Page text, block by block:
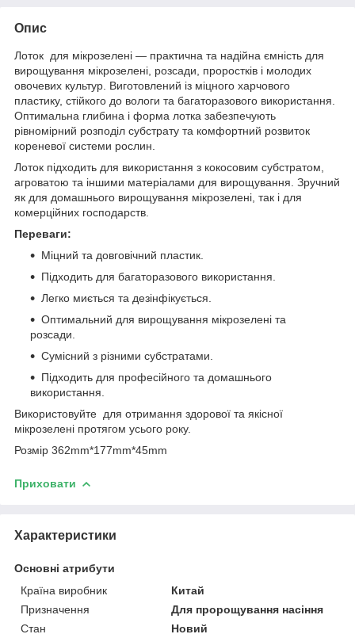
Опис
Лоток для мікрозелені — практична та надійна ємність для
вирощування мікрозелені, розсади, проростків і молодих
овочевих культур. Виготовлений із міцного харчового
пластику, стійкого до вологи та багаторазового використання.
Оптимальна глибина і форма лотка забезпечують
рівномірний розподіл субстрату та комфортний розвиток
кореневої системи рослин.
Лоток підходить для використання з кокосовим субстратом,
агроватою та іншими матеріалами для вирощування. Зручний
як для домашнього вирощування мікрозелені, так і для
комерційних господарств.
Переваги:
Міцний та довговічний пластик.
Підходить для багаторазового використання.
Легко миється та дезінфікується.
Оптимальний для вирощування мікрозелені та
розсади.
Сумісний з різними субстратами.
Підходить для професійного та домашнього
використання.
Використовуйте для отримання здорової та якісної
мікрозелені протягом усього року.
Розмір 362mm*177mm*45mm
Приховати
Характеристики
Основні атрибути
Країна виробник
Китай
Призначення
Для пророщування насіння
Стан
Новий